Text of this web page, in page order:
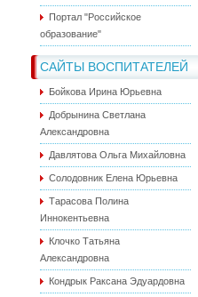
Портал "Российское
образование"
САЙТЫ ВОСПИТАТЕЛЕЙ
Бойкова Ирина Юрьевна
Добрынина Светлана
Александровна
Давлятова Ольга Михайловна
Солодовник Елена Юрьевна
Тарасова Полина
Иннокентьевна
Клочко Татьяна
Александровна
Кондрык Раксана Эдуардовна